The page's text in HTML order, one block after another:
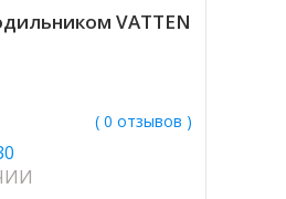
VATTEN
( 0 отзывов )